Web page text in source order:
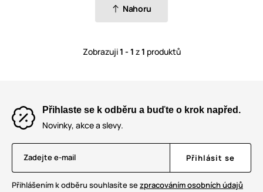
Nahoru
Zobrazuji1 - 1 z1 produktů
Přihlaste se k odběru a buďte o krok napřed.
Novinky, akce a slevy.
Zadejte e-mail Přihlásit se
Přihlášením k odběru souhlasíte sezpracováním osobních údajů